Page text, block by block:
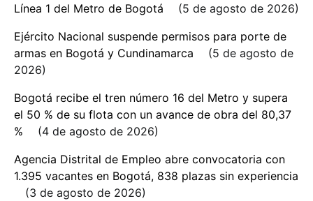
Línea 1 del Metro de Bogotá
5 de agosto de 2026
Ejército Nacional suspende permisos para porte de
armas en Bogotá y Cundinamarca
5 de agosto de
2026
Bogotá recibe el tren número 16 del Metro y supera
el 50 % de su flota con un avance de obra del 80,37
%
4 de agosto de 2026
Agencia Distrital de Empleo abre convocatoria con
1.395 vacantes en Bogotá, 838 plazas sin experiencia
3 de agosto de 2026